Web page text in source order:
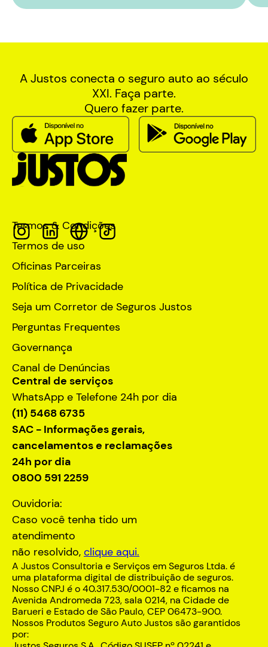
A Justos conecta o seguro auto ao século
XXI. Faça parte.
Quero fazer parte.
Termos & Condições
Termos de uso
Oficinas Parceiras
Política de Privacidade
Seja um Corretor de Seguros Justos
Perguntas Frequentes
Governança
Canal de Denúncias
Central de serviços
WhatsApp e Telefone 24h por dia
(11) 5468 6735
SAC - Informações gerais,
cancelamentos e reclamações
24h por dia
0800 591 2259
Ouvidoria:
Caso você tenha tido um
atendimento
não resolvido, clique aqui.
A Justos Consultoria e Serviços em Seguros Ltda. é
uma plataforma digital de distribuição de seguros.
Nosso CNPJ é o 40.317.530/0001-82 e ficamos na
Avenida Andromeda 723, sala 0214, na Cidade de
Barueri e Estado de São Paulo, CEP 06473-900.
Nossos Produtos Seguro Auto Justos são garantidos
por: